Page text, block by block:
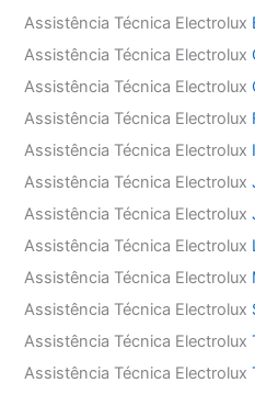
Assistência Técnica Electrolux
Assistência Técnica Electrolux
Assistência Técnica Electrolux
Assistência Técnica Electrolux
Assistência Técnica Electrolux
Assistência Técnica Electrolux
Assistência Técnica Electrolux
Assistência Técnica Electrolux
Assistência Técnica Electrolux
Assistência Técnica Electrolux
Assistência Técnica Electrolux
Assistência Técnica Electrolux